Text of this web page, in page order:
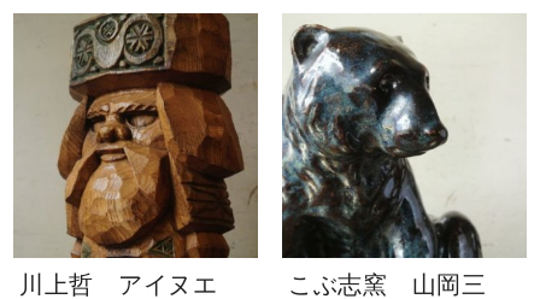
川上哲 アイヌエ
こぶ志窯 山岡三